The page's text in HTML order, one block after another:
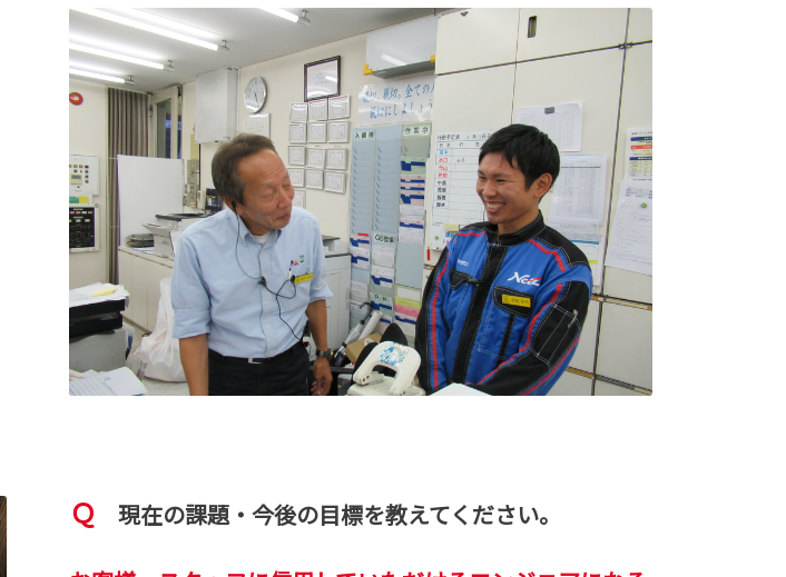
Ｑ 現在の課題・今後の目標を教えてください。